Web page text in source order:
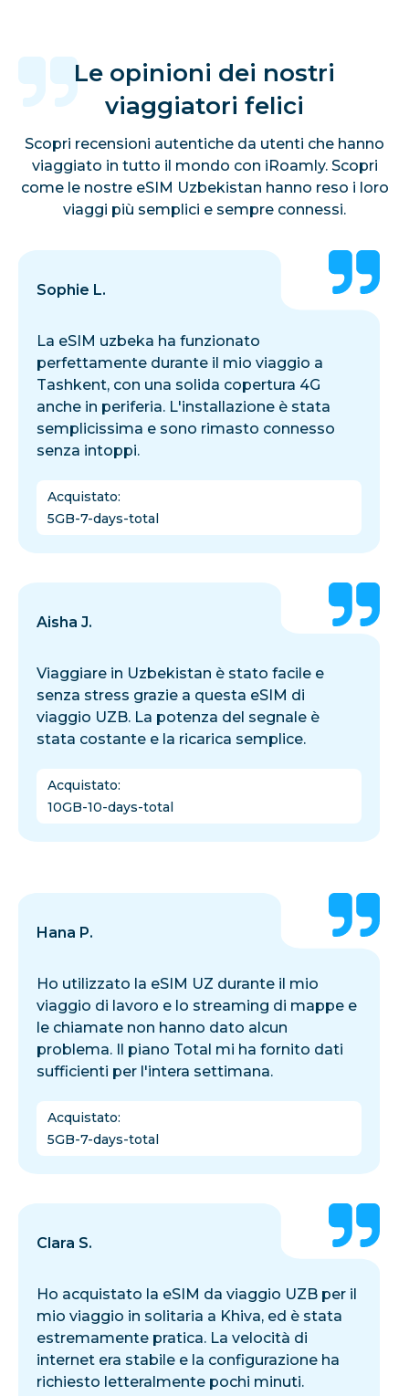
Le opinioni dei nostri
viaggiatori felici
Scopri recensioni autentiche da utenti che hanno
viaggiato in tutto il mondo con iRoamly. Scopri
come le nostre eSIM Uzbekistan hanno reso i loro
viaggi più semplici e sempre connessi.
Sophie L.
La eSIM uzbeka ha funzionato
perfettamente durante il mio viaggio a
Tashkent, con una solida copertura 4G
anche in periferia. L'installazione è stata
semplicissima e sono rimasto connesso
senza intoppi.
Acquistato:
5GB-7-days-total
Aisha J.
Viaggiare in Uzbekistan è stato facile e
senza stress grazie a questa eSIM di
viaggio UZB. La potenza del segnale è
stata costante e la ricarica semplice.
Acquistato:
10GB-10-days-total
Hana P.
Ho utilizzato la eSIM UZ durante il mio
viaggio di lavoro e lo streaming di mappe e
le chiamate non hanno dato alcun
problema. Il piano Total mi ha fornito dati
sufficienti per l'intera settimana.
Acquistato:
5GB-7-days-total
Clara S.
Ho acquistato la eSIM da viaggio UZB per il
mio viaggio in solitaria a Khiva, ed è stata
estremamente pratica. La velocità di
internet era stabile e la configurazione ha
richiesto letteralmente pochi minuti.